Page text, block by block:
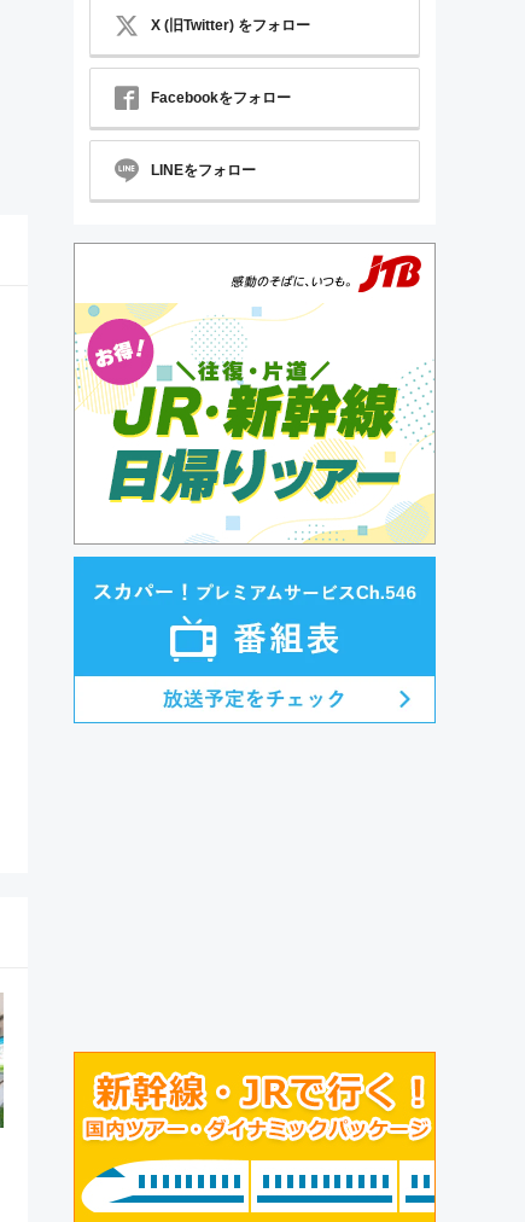
X (旧Twitter) をフォロー
Facebookをフォロー
LINEをフォロー